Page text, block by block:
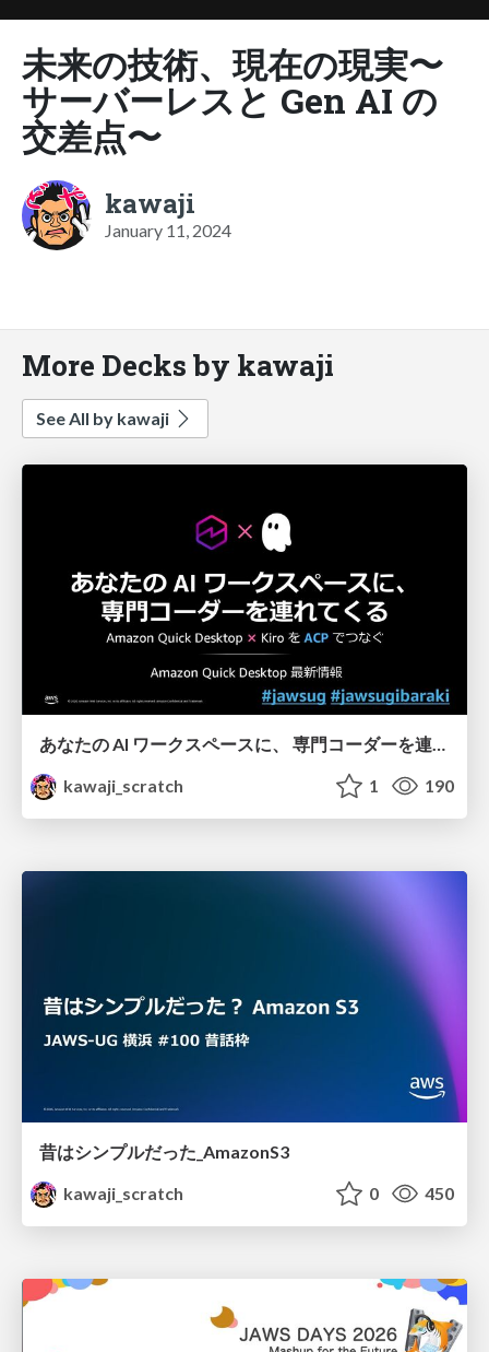
未来の技術、現在の現実〜
サーバーレスと Gen AI の
交差点〜
kawaji
January 11, 2024
More Decks by kawaji
See All by kawaji
あなたの AI ワークスペースに、 専門コーダーを連れてくる - Amazon Quick Desktop 最新情報
kawaji_scratch
1 190
昔はシンプルだった_AmazonS3
kawaji_scratch
0 450